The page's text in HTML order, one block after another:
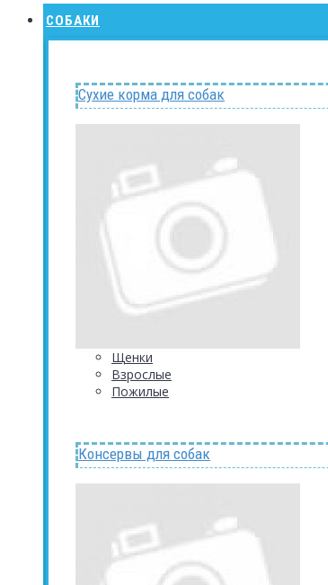
СОБАКИ
Сухие корма для собак
Щенки
Взрослые
Пожилые
Консервы для собак